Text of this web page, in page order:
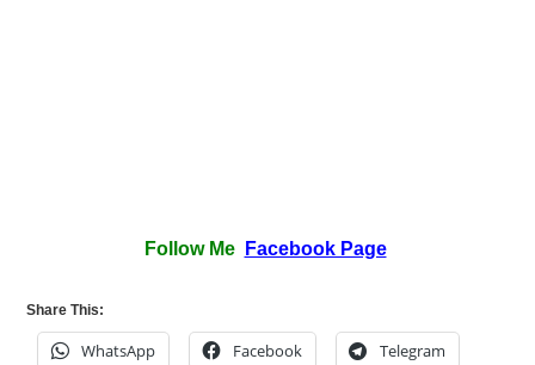
Follow Me Facebook Page
Share This:
WhatsApp Facebook Telegram